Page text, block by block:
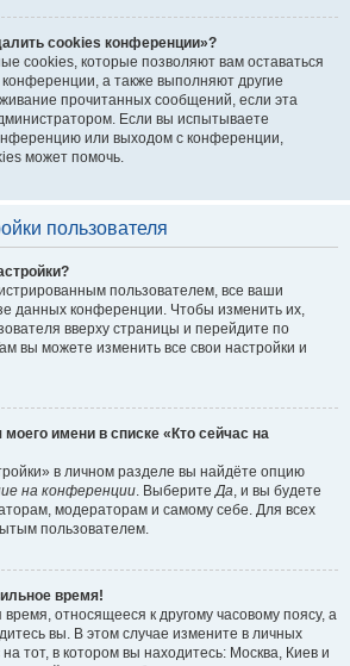
cookies конференции»?
cookies, которые позволяют вам оставаться
а также выполняют другие
прочитанных сообщений, если эта
Если вы испытываете
или выходом с конференции,
может помочь.
пользователя
пользователем, все ваши
данных конференции. Чтобы изменить их,
вверху страницы и перейдите по
вы можете изменить все свои настройки и
моего имени в списке «Кто сейчас на
в личном разделе вы найдёте опцию
на конференции. ВыберитеДа, и вы будете
модераторам и самому себе. Для всех
пользователем.
время!
относящееся к другому часовому поясу, а
вы. В этом случае измените в личных
тот, в котором вы находитесь: Москва, Киев и